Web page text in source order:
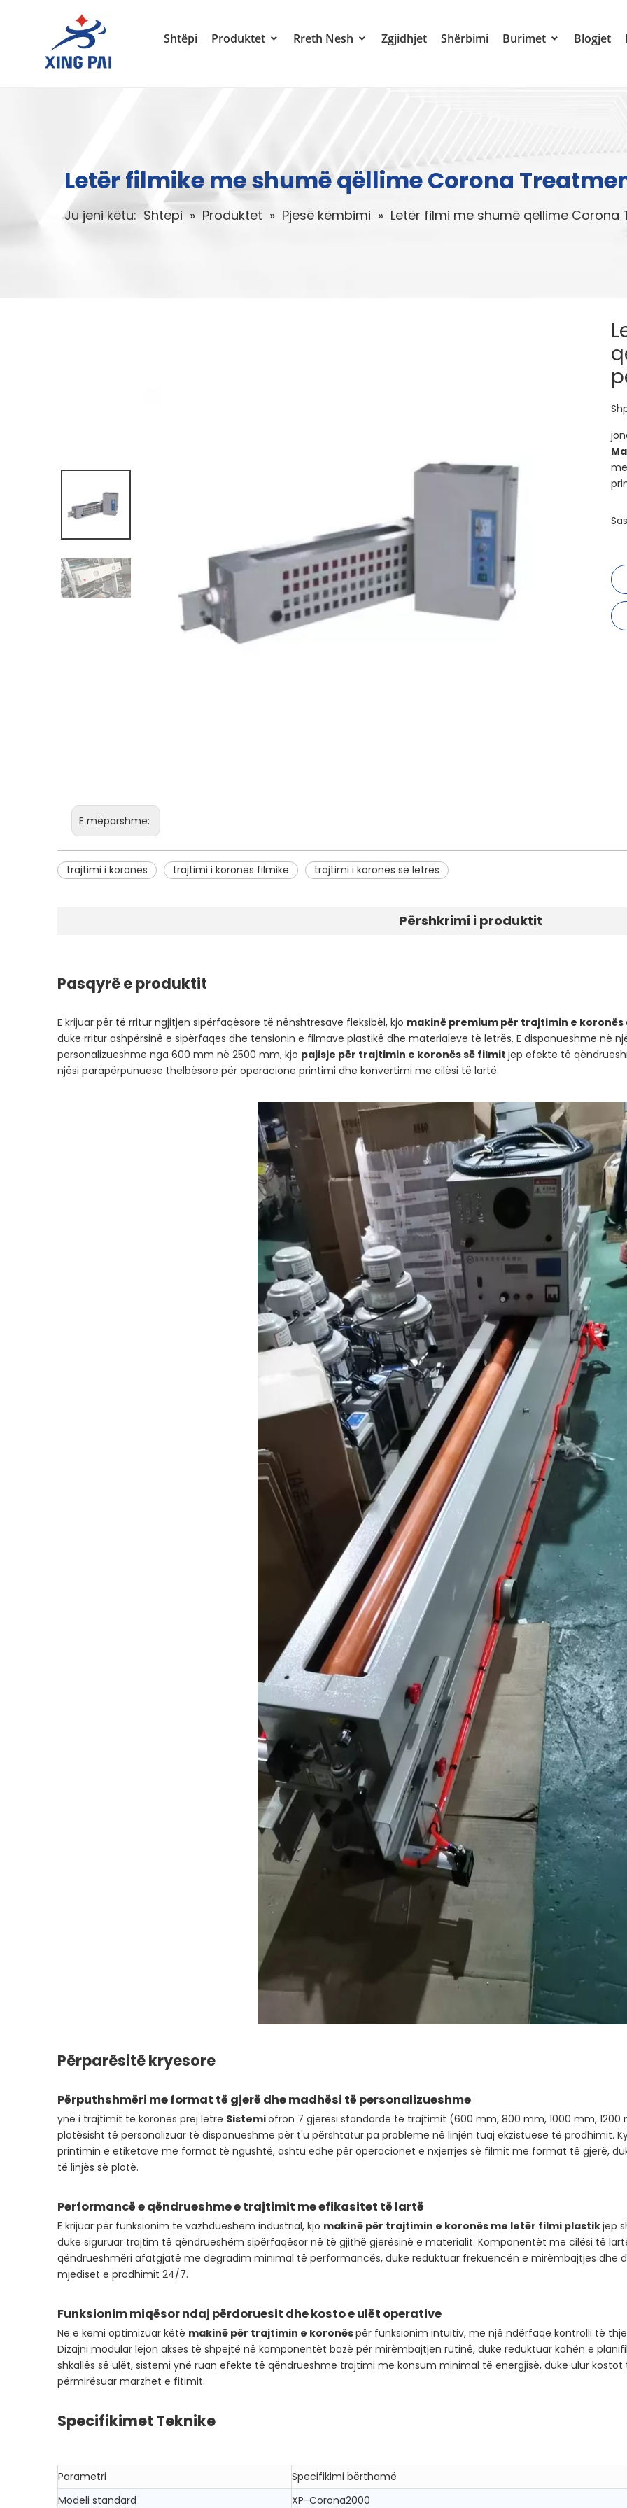
Shtëpi Produktet Rreth Nesh Zgjidhjet Shërbimi Burimet Blogjet
Letër filmike me shumë qëllime Corona
Ju jeni këtu: Shtëpi » Produktet » Pjesë këmbimi » Letër filmi me shumë qëllime
E mëparshme:
trajtimi i koronës trajtimi i koronës filmike trajtimi i koronës së letrës
Përshkrimi i produktit
Pasqyrë e produktit
E krijuar për të rritur ngjitjen sipërfaqësore të nënshtresave fleksibël, kjo makinë premium për trajtimin e koronës
duke rritur ashpërsinë e sipërfaqes dhe tensionin e filmave plastikë dhe materialeve të letrës. E disponueshme në
personalizueshme nga 600 mm në 2500 mm, kjo pajisje për trajtimin e koronës së filmit jep efekte të
njësi parapërpunuese thelbësore për operacione printimi dhe konvertimi me cilësi të lartë.
Përparësitë kryesore
Përputhshmëri me format të gjerë dhe madhësi të personalizueshme
ynë i trajtimit të koronës prej letre Sistemiofron 7 gjerësi standarde të trajtimit (600 mm, 800 mm, 1000 mm,
plotësisht të personalizuar të disponueshme për t'u përshtatur pa probleme në linjën tuaj ekzistuese të prodhimit.
printimin e etiketave me format të ngushtë, ashtu edhe për operacionet e nxjerrjes së filmit me format të gjerë,
të linjës së plotë.
Performancë e qëndrueshme e trajtimit me efikasitet të lartë
E krijuar për funksionim të vazhdueshëm industrial, kjo makinë për trajtimin e koronës me letër filmi plastikjep
duke siguruar trajtim të qëndrueshëm sipërfaqësor në të gjithë gjerësinë e materialit. Komponentët me cilësi të
qëndrueshmëri afatgjatë me degradim minimal të performancës, duke reduktuar frekuencën e mirëmbajtjes dhe
mjediset e prodhimit 24/7.
Funksionim miqësor ndaj përdoruesit dhe kosto e ulët operative
Ne e kemi optimizuar këtë makinë për trajtimin e koronëspër funksionim intuitiv, me një ndërfaqe kontrolli të
Dizajni modular lejon akses të shpejtë në komponentët bazë për mirëmbajtjen rutinë, duke reduktuar kohën e
shkallës së ulët, sistemi ynë ruan efekte të qëndrueshme trajtimi me konsum minimal të energjisë, duke ulur
përmirësuar marzhet e fitimit.
Specifikimet Teknike
Parametri
Specifikimi bërthamë
Modeli standard
XP-Corona2000